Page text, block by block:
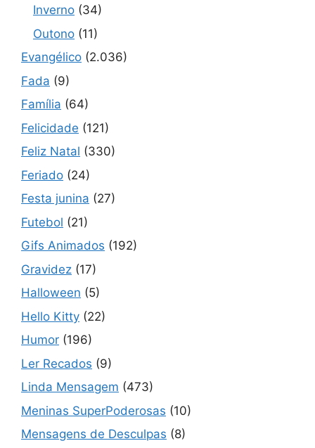
Inverno (34)
Outono (11)
Evangélico (2.036)
Fada (9)
Família (64)
Felicidade (121)
Feliz Natal (330)
Feriado (24)
Festa junina (27)
Futebol (21)
Gifs Animados (192)
Gravidez (17)
Halloween (5)
Hello Kitty (22)
Humor (196)
Ler Recados (9)
Linda Mensagem (473)
Meninas SuperPoderosas (10)
Mensagens de Desculpas (8)